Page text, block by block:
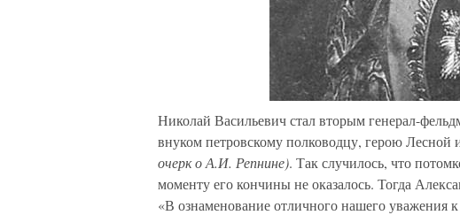
Николай Васильевич стал вторым генерал-
внуком петровскому полководцу, герою
очерк о А.И. Репнине). Так случилось, что
моменту его кончины не оказалось. Тогда
«В ознаменование отличного нашего уважения